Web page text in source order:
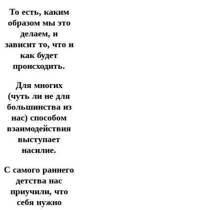
То есть, каким
образом мы это
делаем, и
зависит то, что и
как будет
происходить.
Для многих
(чуть ли не для
большинства из
нас) способом
взаимодействия
выступает
насилие.
С самого раннего
детства нас
приучили, что
себя нужно